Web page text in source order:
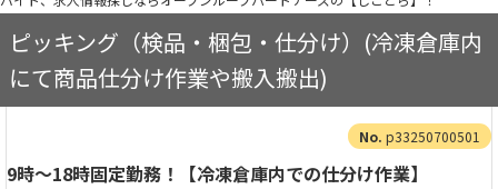
ピッキング（検品・梱包・仕分け）(冷凍倉庫内
にて商品仕分け作業や搬入搬出)
p33250700501
9時～18時固定勤務！【冷凍倉庫内での仕分け作業】